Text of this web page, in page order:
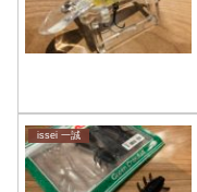
issei 一誠